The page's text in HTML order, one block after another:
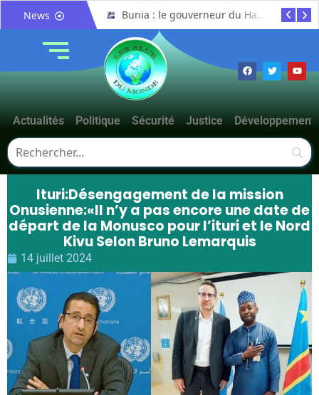
News Bunia : le gouverneur du Haut-Uélé, Jean Bakomito Gambu, en mission de travail pour renforcer la coordination sécuritaire et sanitaire avec l’Ituri
Actualités Politique Sécurité Justice Développement
Ituri:Désengagement de la mission
Onusienne:«Il n’y a pas encore une date de
départ de la Monusco pour l’ituri et le Nord
Kivu Selon Bruno Lemarquis
14 juillet 2024